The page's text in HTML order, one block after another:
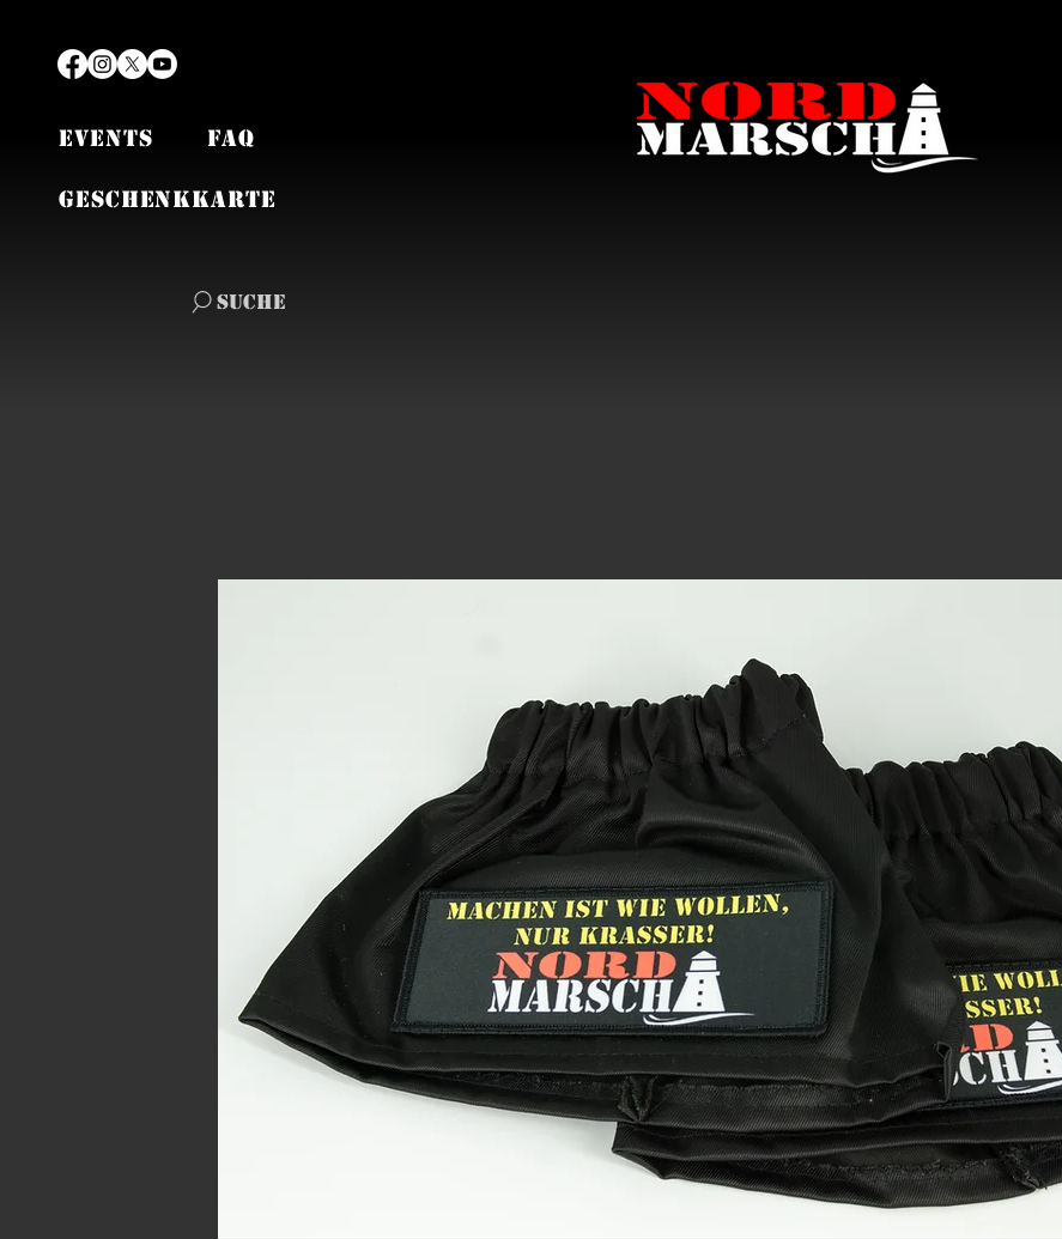
EVENTS FAQ
Geschenkkarte
Suche